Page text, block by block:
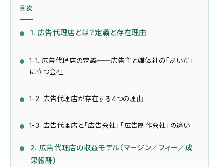
目次
1. 広告代理店とは？定義と存在理由
1-1. 広告代理店の定義──広告主と媒体社の「あいだ」
に立つ会社
1-2. 広告代理店が存在する4つの理由
1-3. 広告代理店と「広告会社」「広告制作会社」の違い
2. 広告代理店の収益モデル（マージン／フィー／成
果報酬）